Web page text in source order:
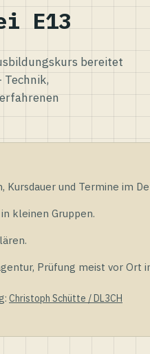
E13
bereitet
und Termine im
kleinen Gruppen.
Prüfung meist vor Ort
Christoph Schütte / DL3CH